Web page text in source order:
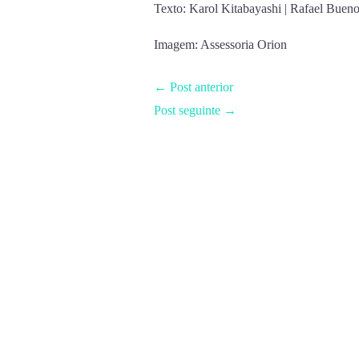
Texto: Karol Kitabayashi | Rafael
Imagem: Assessoria Orion
← Post anterior
Post seguinte →